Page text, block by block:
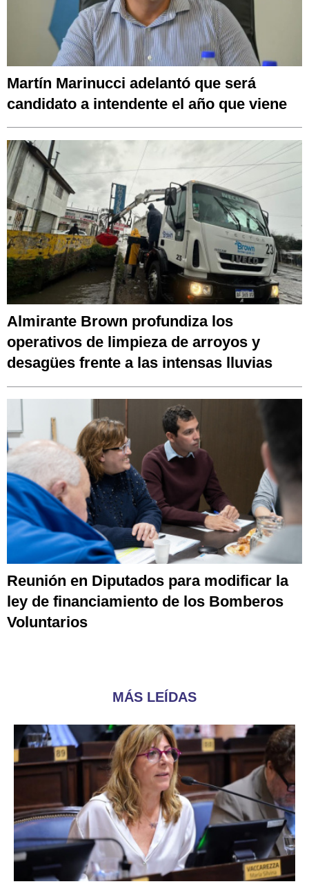
Martín Marinucci adelantó que será
candidato a intendente el año que viene
Almirante Brown profundiza los
operativos de limpieza de arroyos y
desagües frente a las intensas lluvias
Reunión en Diputados para modificar la
ley de financiamiento de los Bomberos
Voluntarios
MÁS LEÍDAS